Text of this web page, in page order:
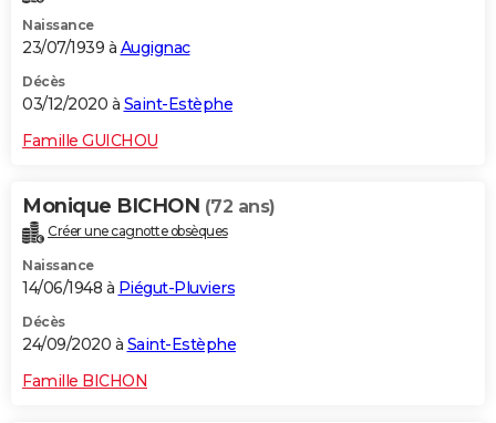
Naissance
23/07/1939 à Augignac
Décès
03/12/2020 à Saint-Estèphe
Famille GUICHOU
Monique BICHON (72 ans)
Créer une cagnotte obsèques
Naissance
14/06/1948 à Piégut-Pluviers
Décès
24/09/2020 à Saint-Estèphe
Famille BICHON